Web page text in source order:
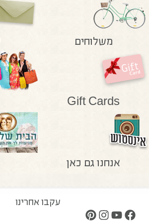
משלוחים
Gift Cards
אנחנו גם כאן
עקבו אחרינו